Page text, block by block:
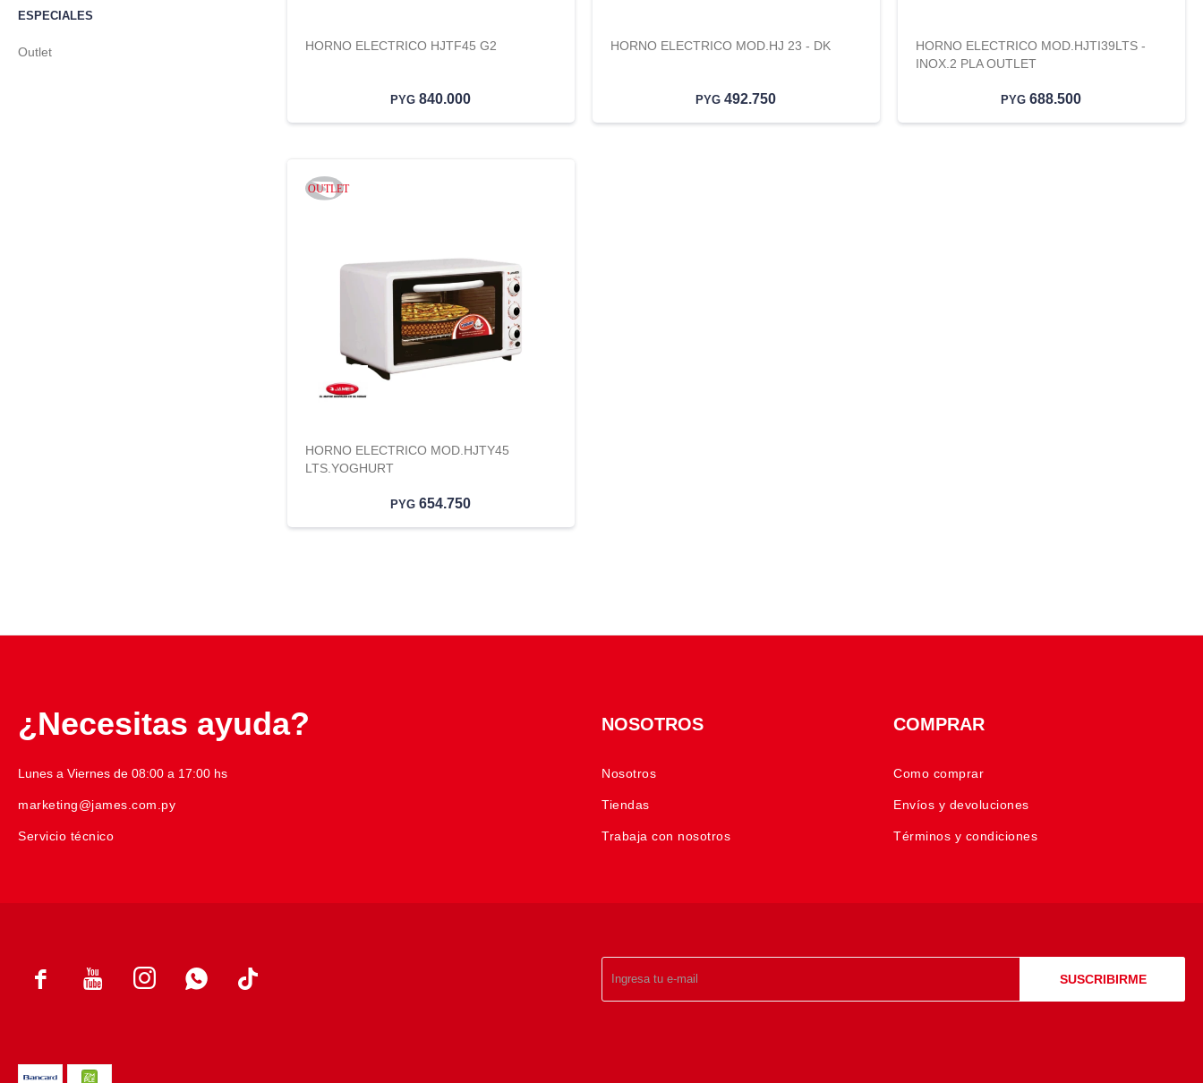
HORNO ELECTRICO HJTF45 G2
PYG 840.000
HORNO ELECTRICO MOD.HJ 23 - DK
PYG 492.750
HORNO ELECTRICO MOD.HJTI39LTS -
INOX.2 PLA OUTLET
PYG 688.500
HORNO ELECTRICO MOD.HJTY45
LTS.YOGHURT
PYG 654.750
ESPECIALES
Outlet
    SUSCRIBIRME
¿Necesitas ayuda?
Lunes a Viernes de 08:00 a 17:00 hs
marketing@james.com.py
Servicio técnico
NOSOTROS
Nosotros
Tiendas
Trabaja con nosotros
COMPRAR
Como comprar
Envíos y devoluciones
Términos y condiciones